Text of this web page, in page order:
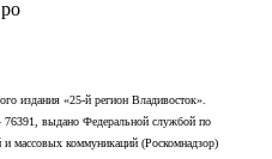
издания «25-й регион Владивосток».
выдано Федеральной службой по
массовых коммуникаций (Роскомнадзор)